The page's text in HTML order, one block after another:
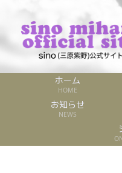
ホーム
HOME
お知らせ
NEWS